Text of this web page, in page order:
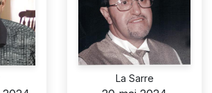
La Sarre